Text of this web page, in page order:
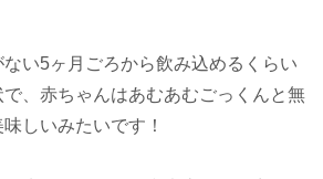
い5ヶ月ごろから飲み込めるくらい
、赤ちゃんはあむあむごっくんと無
しいみたいです！